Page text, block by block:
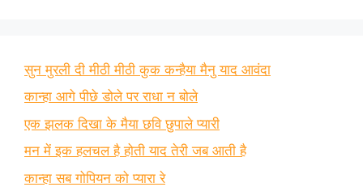
सुन मुरली दी मीठी मीठी कुक कन्हैया मैनु याद आवंदा
कान्हा आगे पीछे डोले पर राधा न बोले
एक झलक दिखा के मैया छवि छुपाले प्यारी
मन में इक हलचल है होती याद तेरी जब आती है
कान्हा सब गोपियन को प्यारा रे